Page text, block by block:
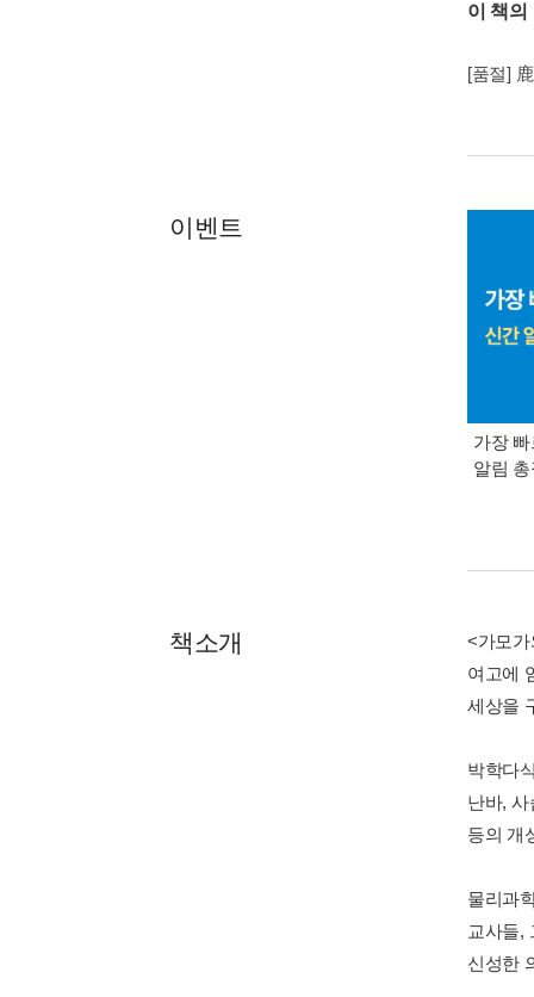
이 책의
[품절]
이벤트
가장
알림
책소개
<가모가
여고에
세상을
박학다
난바,
등의 개
물리과
교사들,
신성한